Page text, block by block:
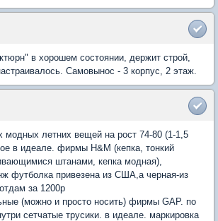
в хорошем состоянии, держит строй,
Самовынос - 3 корпус, 2 этаж.
модных летних вещей на рост 74-80 (1-1,5
в идеале. фирмы H&M (кепка, тонкий
штанами, кепка модная),
футболка привезена из США,а черная-из
за 1200р
(можно и просто носить) фирмы GAP. по
сетчатые трусики. в идеале. маркировка